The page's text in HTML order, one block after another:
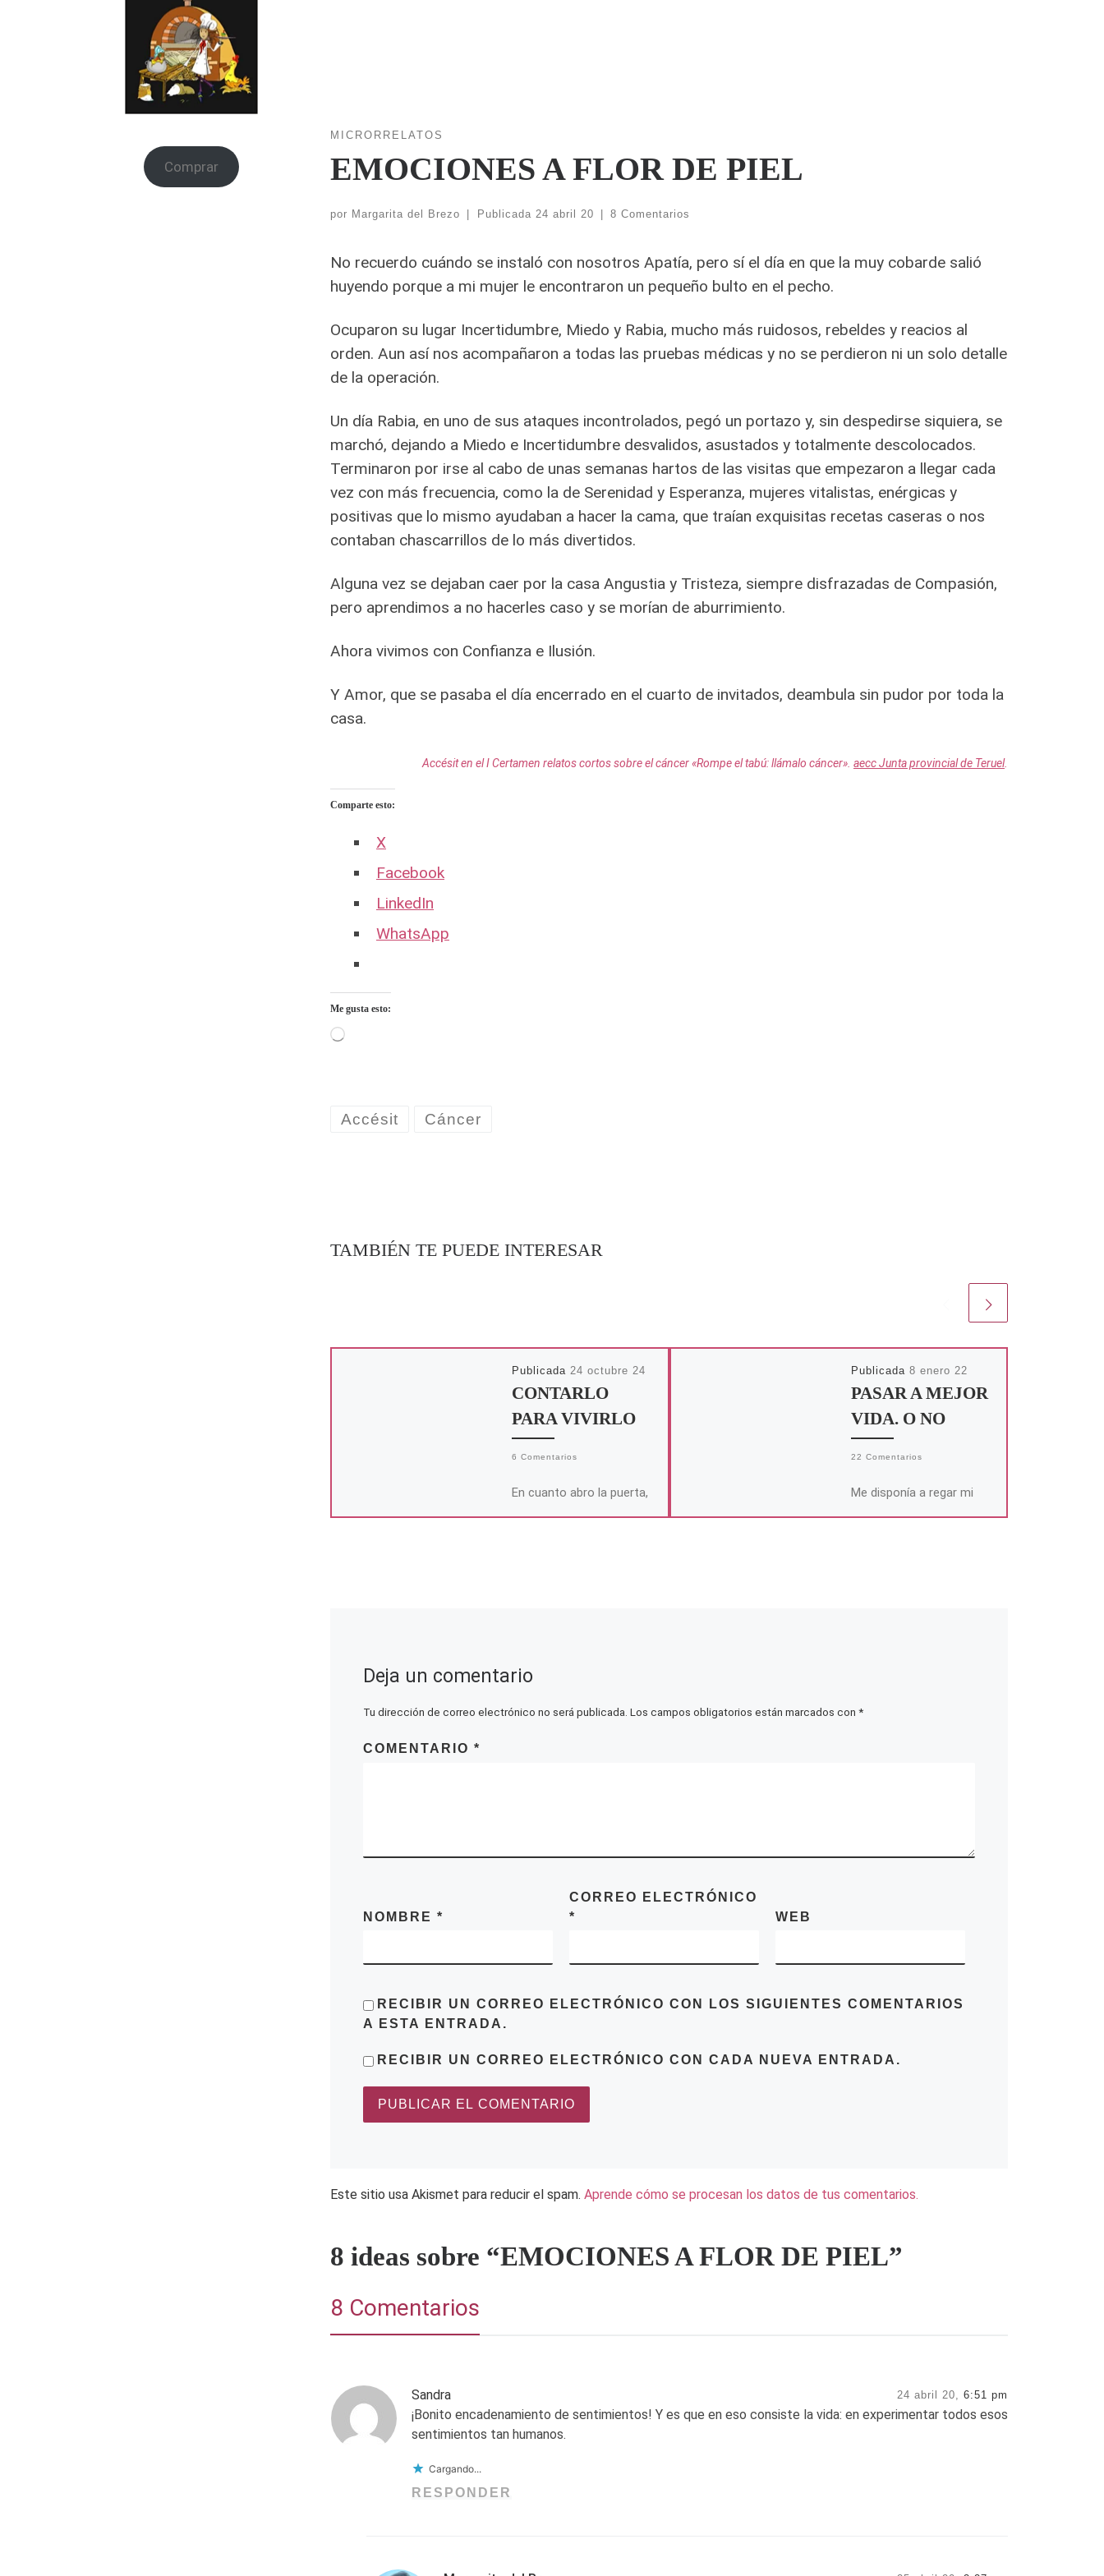
MICRORRELATOS
EMOCIONES A FLOR DE PIEL
por Margarita del Brezo Publicada 24 abril 20 8 Comentarios
No recuerdo cuándo se instaló con nosotros Apatía, pero sí el día en que la muy cobarde salió
huyendo porque a mi mujer le encontraron un pequeño bulto en el pecho.
Ocuparon su lugar Incertidumbre, Miedo y Rabia, mucho más ruidosos, rebeldes y reacios al
orden. Aun así nos acompañaron a todas las pruebas médicas y no se perdieron ni un solo detalle
de la operación.
Un día Rabia, en uno de sus ataques incontrolados, pegó un portazo y, sin despedirse siquiera, se
marchó, dejando a Miedo e Incertidumbre desvalidos, asustados y totalmente descolocados.
Terminaron por irse al cabo de unas semanas hartos de las visitas que empezaron a llegar cada
vez con más frecuencia, como la de Serenidad y Esperanza, mujeres vitalistas, enérgicas y
positivas que lo mismo ayudaban a hacer la cama, que traían exquisitas recetas caseras o nos
contaban chascarrillos de lo más divertidos.
Alguna vez se dejaban caer por la casa Angustia y Tristeza, siempre disfrazadas de Compasión,
pero aprendimos a no hacerles caso y se morían de aburrimiento.
Ahora vivimos con Confianza e Ilusión.
Y Amor, que se pasaba el día encerrado en el cuarto de invitados, deambula sin pudor por toda la
casa.
Accésit en el I Certamen relatos cortos sobre el cáncer «Rompe el tabú: llámalo cáncer». aecc Junta provincial de Teruel.
Comparte esto:
X
Facebook
LinkedIn
WhatsApp
Me gusta esto:
Cargando...
Accésit Cáncer
TAMBIÉN TE PUEDE INTERESAR
Publicada24 octubre 24
CONTARLO
PARA VIVIRLO
6 Comentarios
En cuanto abro la puerta,
Publicada 8 enero 22
PASAR A MEJOR
VIDA. O NO
22 Comentarios
Me disponía a regar mi
Deja un comentario
Tu dirección de correo electrónico no será publicada. Los campos obligatorios están marcados con *
COMENTARIO *
NOMBRE *
CORREO ELECTRÓNICO
*
WEB
RECIBIR UN CORREO ELECTRÓNICO CON LOS SIGUIENTES COMENTARIOS
A ESTA ENTRADA.
RECIBIR UN CORREO ELECTRÓNICO CON CADA NUEVA ENTRADA.
Este sitio usa Akismet para reducir el spam. Aprende cómo se procesan los datos de tus comentarios.
8 ideas sobre “EMOCIONES A FLOR DE PIEL”
8 Comentarios
Sandra 24 abril 20, 6:51 pm
¡Bonito encadenamiento de sentimientos! Y es que en eso consiste la vida: en experimentar todos esos
sentimientos tan humanos.
Cargando...
RESPONDER
Comprar